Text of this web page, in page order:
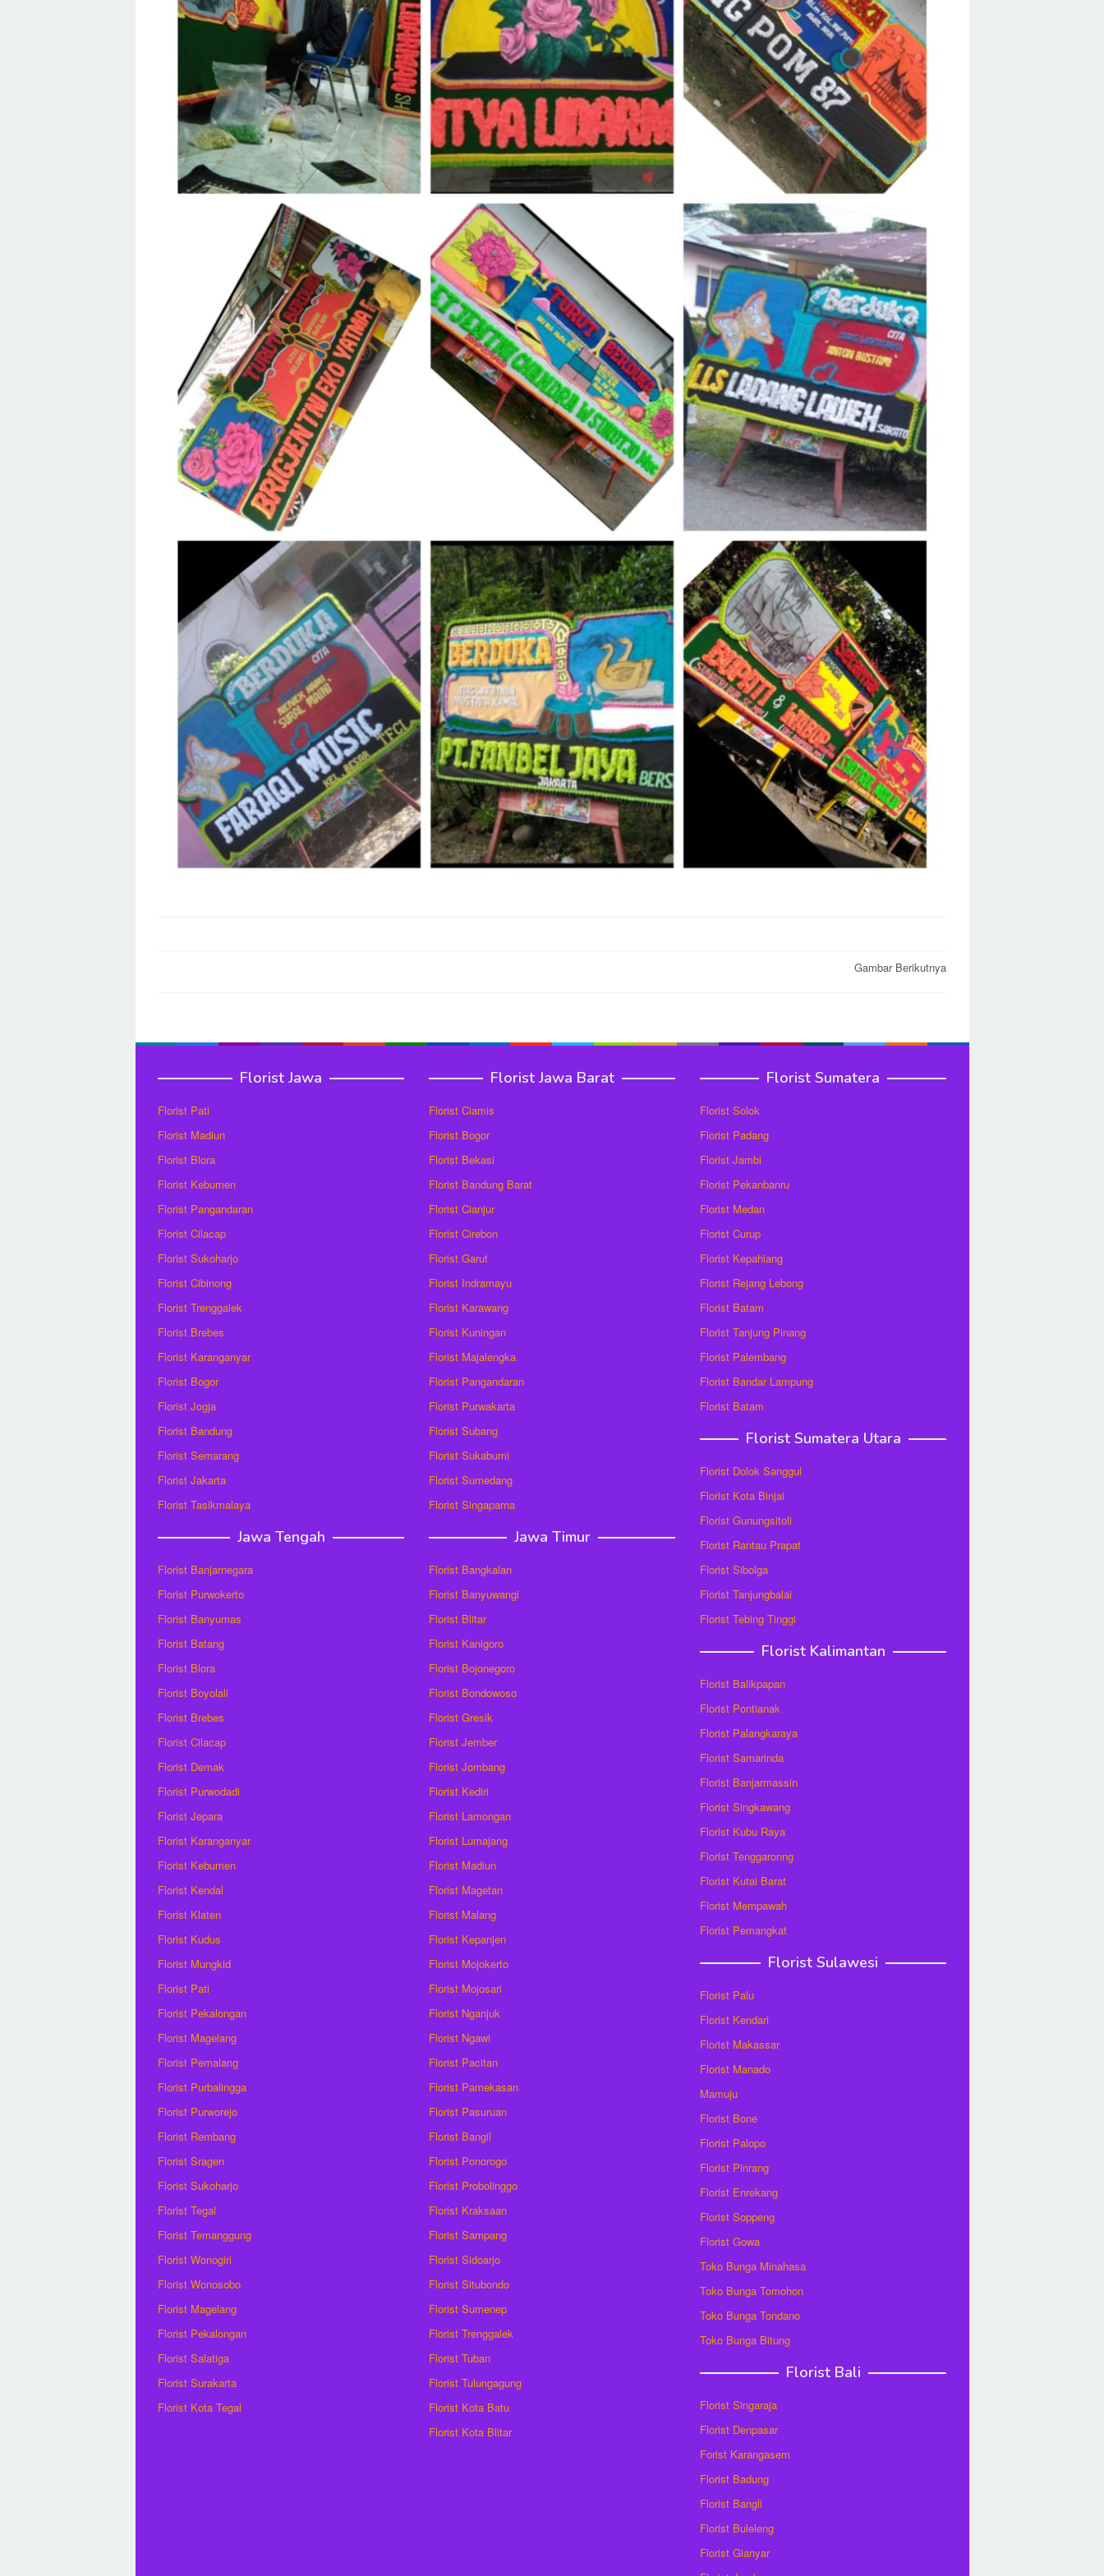
Gambar Berikutnya
Florist Jawa
Florist Pati
Florist Madiun
Florist Blora
Florist Kebumen
Florist Pangandaran
Florist Cilacap
Florist Sukoharjo
Florist Cibinong
Florist Trenggalek
Florist Brebes
Florist Karanganyar
Florist Bogor
Florist Jogja
Florist Bandung
Florist Semarang
Florist Jakarta
Florist Tasikmalaya
Jawa Tengah
Florist Banjarnegara
Florist Purwokerto
Florist Banyumas
Florist Batang
Florist Blora
Florist Boyolali
Florist Brebes
Florist Cilacap
Florist Demak
Florist Purwodadi
Florist Jepara
Florist Karanganyar
Florist Kebumen
Florist Kendal
Florist Klaten
Florist Kudus
Florist Mungkid
Florist Pati
Florist Pekalongan
Florist Magelang
Florist Pemalang
Florist Purbalingga
Florist Purworejo
Florist Rembang
Florist Sragen
Florist Sukoharjo
Florist Tegal
Florist Temanggung
Florist Wonogiri
Florist Wonosobo
Florist Magelang
Florist Pekalongan
Florist Salatiga
Florist Surakarta
Florist Kota Tegal
Florist Jawa Barat
Florist Ciamis
Florist Bogor
Florist Bekasi
Florist Bandung Barat
Florist Cianjur
Florist Cirebon
Florist Garut
Florist Indramayu
Florist Karawang
Florist Kuningan
Florist Majalengka
Florist Pangandaran
Florist Purwakarta
Florist Subang
Florist Sukabumi
Florist Sumedang
Florist Singaparna
Jawa Timur
Florist Bangkalan
Florist Banyuwangi
Florist Blitar
Florist Kanigoro
Florist Bojonegoro
Florist Bondowoso
Florist Gresik
Florist Jember
Florist Jombang
Florist Kediri
Florist Lamongan
Florist Lumajang
Florist Madiun
Florist Magetan
Florist Malang
Florist Kepanjen
Florist Mojokerto
Florist Mojosari
Florist Nganjuk
Florist Ngawi
Florist Pacitan
Florist Pamekasan
Florist Pasuruan
Florist Bangil
Florist Ponorogo
Florist Probolinggo
Florist Kraksaan
Florist Sampang
Florist Sidoarjo
Florist Situbondo
Florist Sumenep
Florist Trenggalek
Florist Tuban
Florist Tulungagung
Florist Kota Batu
Florist Kota Blitar
Florist Sumatera
Florist Solok
Florist Padang
Florist Jambi
Florist Pekanbanru
Florist Medan
Florist Curup
Florist Kepahiang
Florist Rejang Lebong
Florist Batam
Florist Tanjung Pinang
Florist Palembang
Florist Bandar Lampung
Florist Batam
Florist Sumatera Utara
Florist Dolok Sanggul
Florist Kota Binjai
Florist Gunungsitoli
Florist Rantau Prapat
Florist Sibolga
Florist Tanjungbalai
Florist Tebing Tinggi
Florist Kalimantan
Florist Balikpapan
Florist Pontianak
Florist Palangkaraya
Florist Samarinda
Florist Banjarmassin
Florist Singkawang
Florist Kubu Raya
Florist Tenggaronng
Florist Kutai Barat
Florist Mempawah
Florist Pemangkat
Florist Sulawesi
Florist Palu
Florist Kendari
Florist Makassar
Florist Manado
Mamuju
Florist Bone
Florist Palopo
Florist Pinrang
Florist Enrekang
Florist Soppeng
Florist Gowa
Toko Bunga Minahasa
Toko Bunga Tomohon
Toko Bunga Tondano
Toko Bunga Bitung
Florist Bali
Florist Singaraja
Florist Denpasar
Forist Karangasem
Florist Badung
Florist Bangli
Florist Buleleng
Florist Gianyar